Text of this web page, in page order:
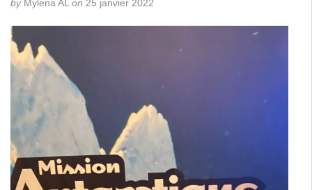
byMylena AL on 25 janvier 2022